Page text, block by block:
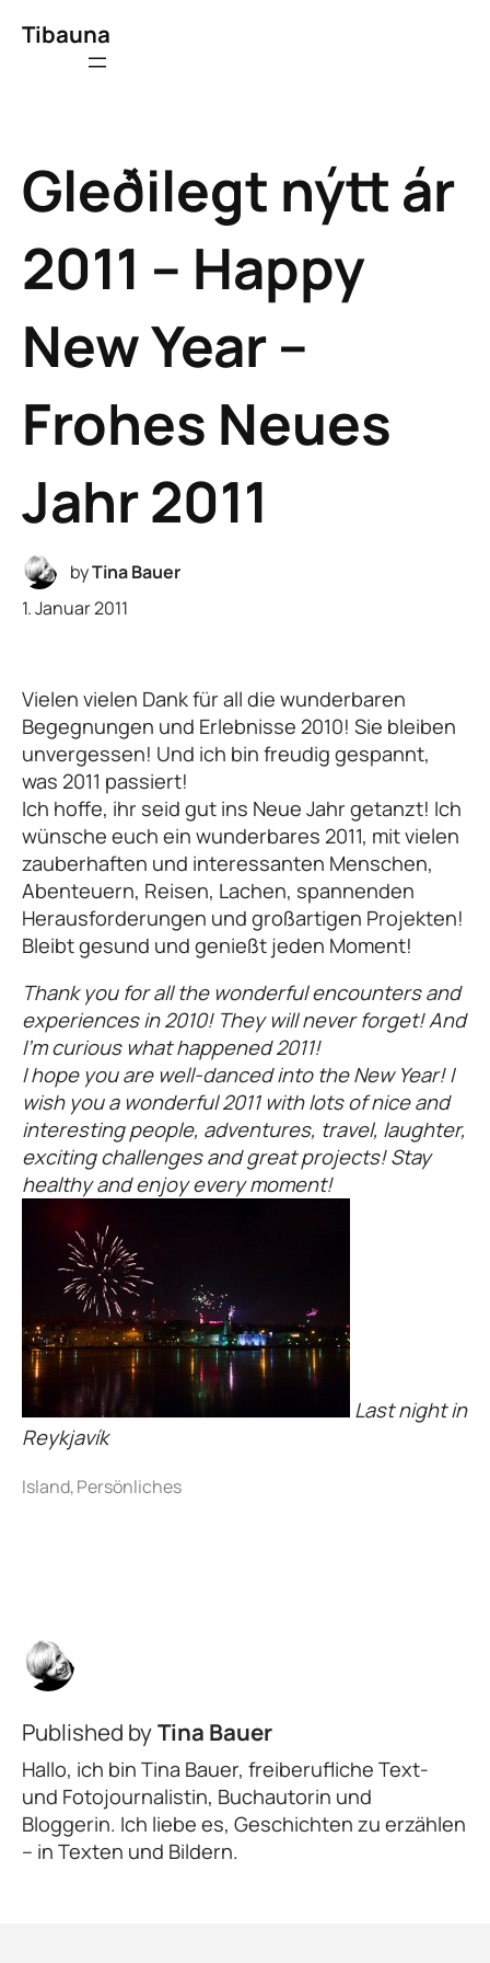
Tibauna
Gleðilegt nýtt ár
2011 – Happy
New Year –
Frohes Neues
Jahr 2011
byTina Bauer
1. Januar 2011
Vielen vielen Dank für all die wunderbaren
Begegnungen und Erlebnisse 2010! Sie bleiben
unvergessen! Und ich bin freudig gespannt,
was 2011 passiert!
Ich hoffe, ihr seid gut ins Neue Jahr getanzt! Ich
wünsche euch ein wunderbares 2011, mit vielen
zauberhaften und interessanten Menschen,
Abenteuern, Reisen, Lachen, spannenden
Herausforderungen und großartigen Projekten!
Bleibt gesund und genießt jeden Moment!
Thank you for all the wonderful encounters and
experiences in 2010! They will never forget! And
I’m curious what happened 2011!
I hope you are well-danced into the New Year! I
wish you a wonderful 2011 with lots of nice and
interesting people, adventures, travel, laughter,
exciting challenges and great projects! Stay
healthy and enjoy every moment!
Last night in
Reykjavík
Published byTina Bauer
Hallo, ich bin Tina Bauer, freiberufliche Text-
und Fotojournalistin, Buchautorin und
Bloggerin. Ich liebe es, Geschichten zu erzählen
– in Texten und Bildern.